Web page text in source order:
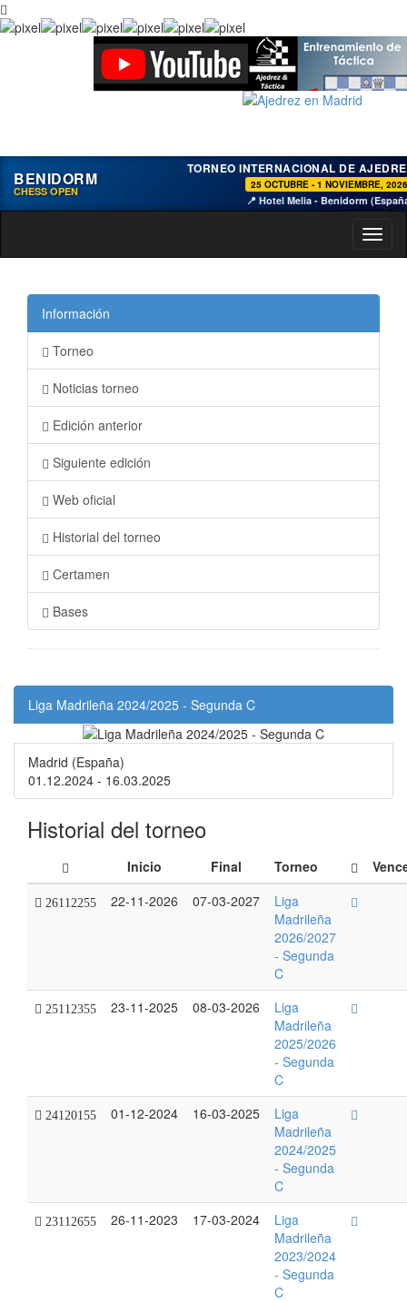
BENIDORM
CHESS OPEN
TORNEO INTERNACIONAL DE
25 OCTUBRE - 1 NOVIEMBRE, 2026
📍 Hotel Melia - Benidorm
Información
Torneo
Noticias torneo
Edición anterior
Siguiente edición
Web oficial
Historial del torneo
Certamen
Bases
Liga Madrileña 2024/2025 - Segunda C
Madrid (España)
01.12.2024 - 16.03.2025
Historial del torneo
Inicio Final Torneo
26112255 22-11-2026 07-03-2027
Liga
Madrileña
2026/2027
- Segunda
C
25112355 23-11-2025 08-03-2026
Liga
Madrileña
2025/2026
- Segunda
C
24120155 01-12-2024 16-03-2025
Liga
Madrileña
2024/2025
- Segunda
C
23112655 26-11-2023 17-03-2024
Liga
Madrileña
2023/2024
- Segunda
C